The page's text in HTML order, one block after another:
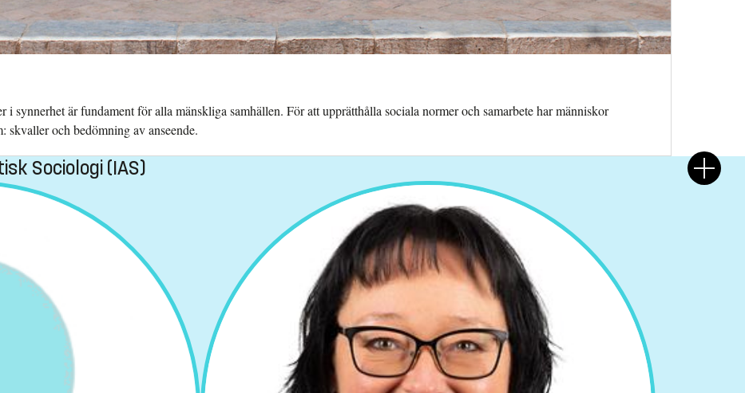
i synnerhet är fundament för alla mänskliga samhällen. För att upprätthålla sociala normer och samarbete har människor
skvaller och bedömning av anseende.
Sociologi (IAS)